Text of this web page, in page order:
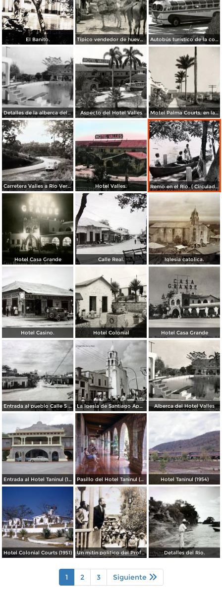
El Banito. Típico vendedor de huevos Autobús turístico de la compañía Morgan Turismo, frente al Hotel Valles
Detalles de la alberca del Hotel Valles Aspecto del Hotel Valles Motel Palma Courts, en la Carretera México - Laredo
Carretera Valles a Rio Verde. Hotel Valles. Remo en el Rio. ( Circulada el 28 de Diciembre de 1956 ).
Hotel Casa Grande Calle Real. Iglesia catolica.
Hotel Casino. Hotel Colonial Hotel Casa Grande
Entrada al pueblo Calle 5 de Mayo. La Igesia de Santiago Apostol. Alberca del Hotel Valles
Entrada al Hotel Taninul (1954) Pasillo del Hotel Taninul (1954) Hotel Taninul (1954)
Hotel Colonial Courts (1951) Un mitin politico del Profesor Manrrique Arenga Ciudad Valles, San Luis Potosí. Detalles del Rio.
1 2 3 Siguiente